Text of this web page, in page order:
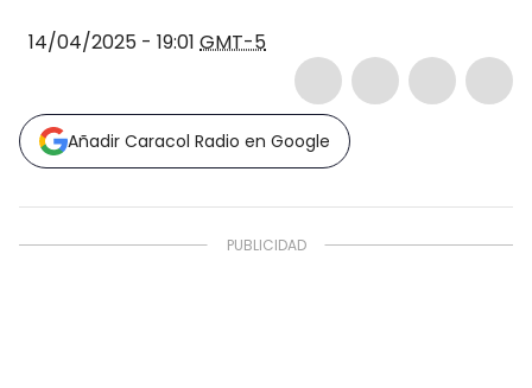
14/04/2025 - 19:01 GMT-5
Añadir Caracol Radio en Google